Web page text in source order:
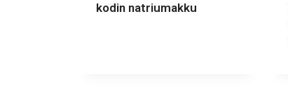
kodin natriumakku